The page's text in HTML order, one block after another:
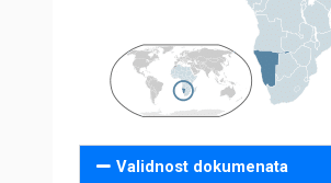
Validnost dokumenata